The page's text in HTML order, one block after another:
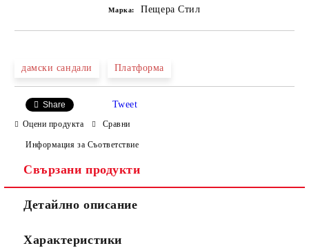
Марка: Пещера Стил
дамски сандали Платформа
Share Tweet
Оцени продукта Сравни
Информация за Съответствие
Свързани продукти
Детайлно описание
Характеристики